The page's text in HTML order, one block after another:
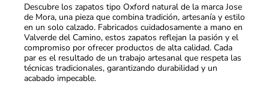
Descubre los zapatos tipo Oxford natural de la marca Jose
de Mora, una pieza que combina tradición, artesanía y estilo
en un solo calzado. Fabricados cuidadosamente a mano en
Valverde del Camino, estos zapatos reflejan la pasión y el
compromiso por ofrecer productos de alta calidad. Cada
par es el resultado de un trabajo artesanal que respeta las
técnicas tradicionales, garantizando durabilidad y un
acabado impecable.